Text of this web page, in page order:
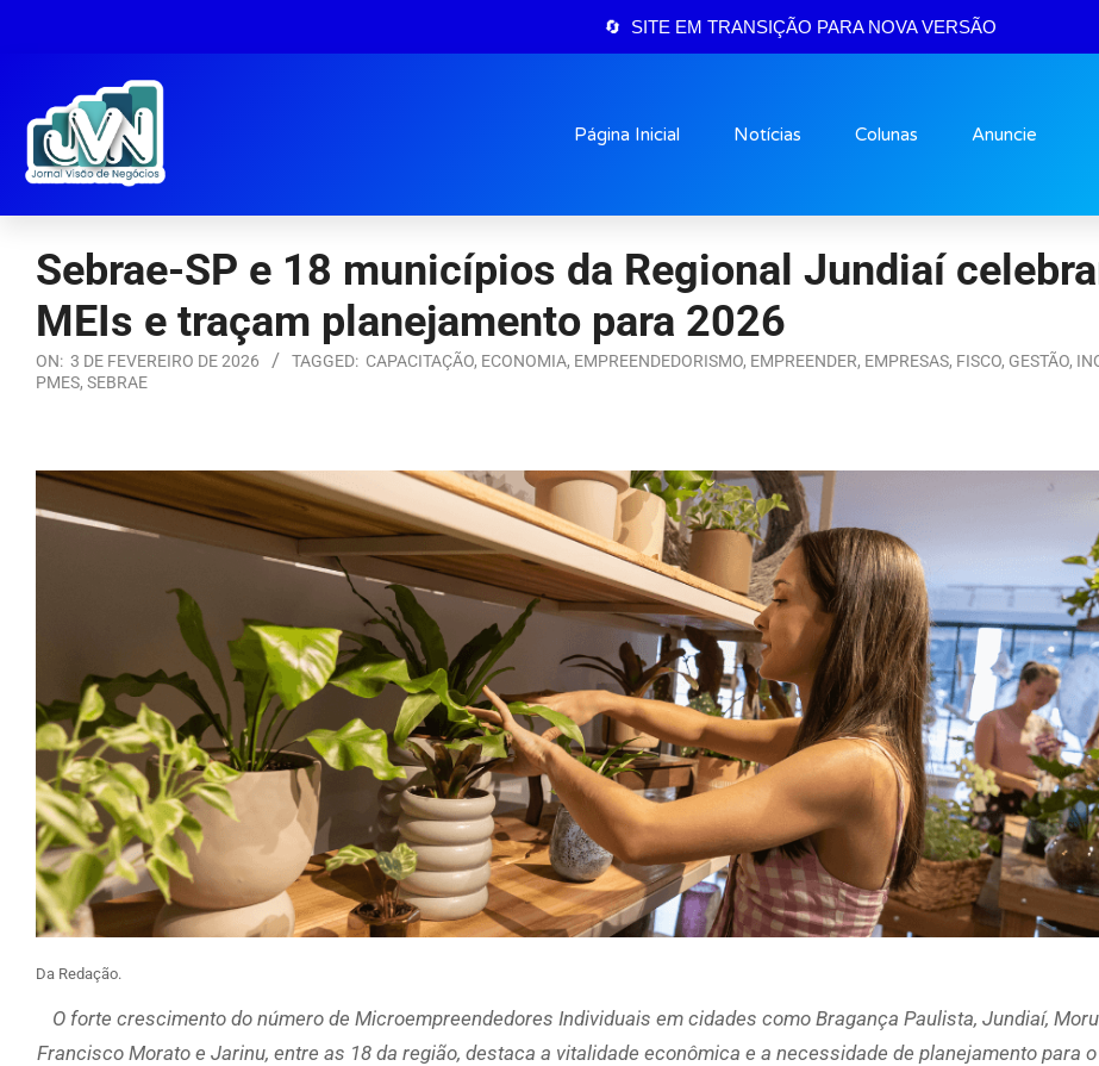
🔄 SITE EM TRANSIÇÃO PARA NOVA VERSÃO
Página Inicial Notícias Colunas Anuncie
Sebrae-SP e 18 municípios da Regional Jundiaí
MEIs e traçam planejamento para 2026
ON: 3 DE FEVEREIRO DE 2026 TAGGED: CAPACITAÇÃO, ECONOMIA, EMPREENDEDORISMO, EMPREENDER, EMPRESAS, FISCO, GESTÃO,
PMES, SEBRAE
Da Redação.
O forte crescimento do número de Microempreendedores Individuais em cidades comoBragança Paulista,Jundiaí,
Francisco Morato e Jarinu, entre as 18 da região, destaca a vitalidade econômica e a necessidade de planejamento para